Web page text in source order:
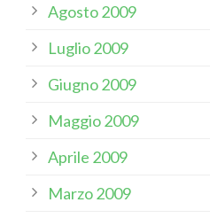
Agosto 2009
Luglio 2009
Giugno 2009
Maggio 2009
Aprile 2009
Marzo 2009